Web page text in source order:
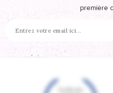
première